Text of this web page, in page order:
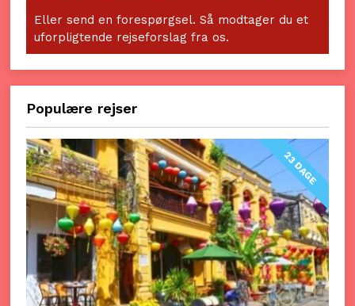
Eller send en forespørgsel. Så modtager du et
uforpligtende rejseforslag fra os.
Populære rejser
23 DAGE